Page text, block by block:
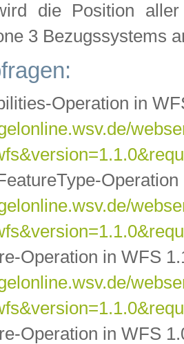
die Position
3 Bezugssystems
Operation in
Operation in WFS
Operation in WFS